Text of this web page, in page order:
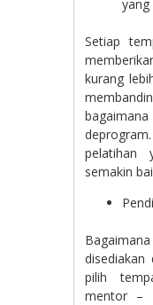
yang
Setiap
kurang
pelatihan
semakin
pilih
mentor –